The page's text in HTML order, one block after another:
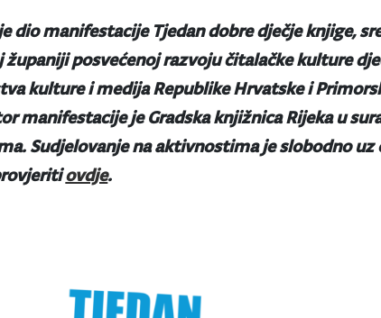
dio manifestacije Tjedan dobre dječje knjige,
županiji posvećenoj razvoju čitalačke kulture
kulture i medija Republike Hrvatske i
manifestacije je Gradska knjižnica Rijeka u
Sudjelovanje na aktivnostima je slobodno
ovdje.